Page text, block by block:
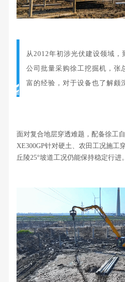
从2012年初涉光伏建设领域，
公司批量采购徐工挖掘机，张
富的经验，对于设备也了解颇
面对复合地层穿透难题， 配备徐工
XE300GP针对硬土、农田工况施工
丘陵25°坡道工况仍能保持稳定行进。